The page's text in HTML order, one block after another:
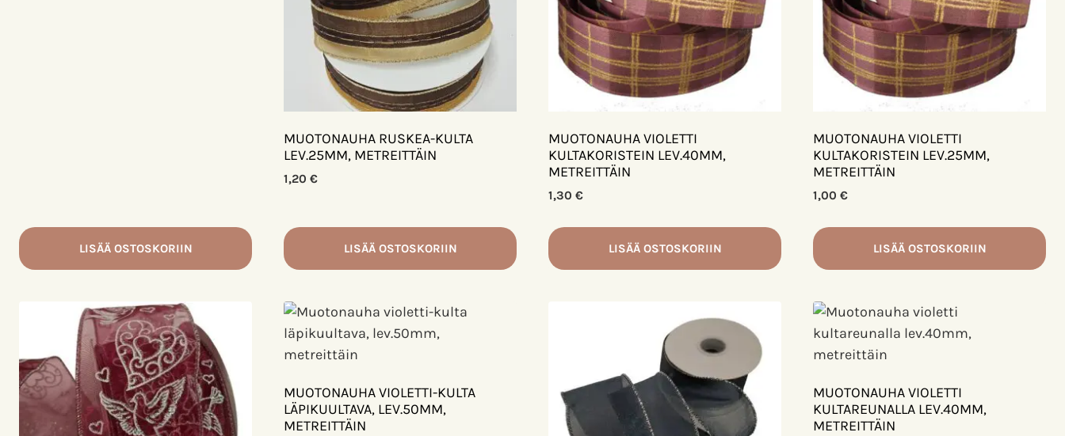
LISÄÄ OSTOSKORIIN
MUOTONAUHA RUSKEA-KULTA
LEV.25MM, METREITTÄIN
1,20 €
LISÄÄ OSTOSKORIIN
MUOTONAUHA VIOLETTI
KULTAKORISTEIN LEV.40MM,
METREITTÄIN
1,30 €
LISÄÄ OSTOSKORIIN
MUOTONAUHA VIOLETTI
KULTAKORISTEIN LEV.25MM,
METREITTÄIN
1,00 €
LISÄÄ OSTOSKORIIN
MUOTONAUHA VIOLETTI-KULTA
LÄPIKUULTAVA, LEV.50MM,
METREITTÄIN
MUOTONAUHA VIOLETTI
KULTAREUNALLA LEV.40MM,
METREITTÄIN